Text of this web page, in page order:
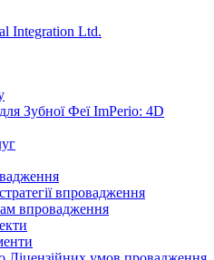
Зубної Феї ImPerio: 4D
впровадження
впровадження